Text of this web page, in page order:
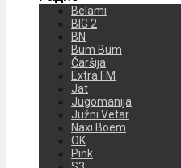
Belami
BIG 2
BN
Bum Bum
Čaršija
Extra FM
Jat
Jugomanija
Južni Vetar
Naxi Boem
OK
Pink